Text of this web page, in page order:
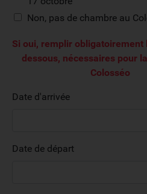
Non, pas de chambre au
Si oui, remplir obligatoirement
dessous, nécessaires pour
Colosséo
Date d'arrivée
Date de départ